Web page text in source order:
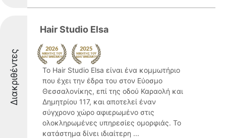
Διακριθέντες
Hair Studio Elsa
Το Hair Studio Elsa είναι ένα κομμωτήριο
που έχει την έδρα του στον Εύοσμο
Θεσσαλονίκης, επί της οδού Καραολή και
Δημητρίου 117, και αποτελεί έναν
σύγχρονο χώρο αφιερωμένο στις
ολοκληρωμένες υπηρεσίες ομορφιάς. Το
κατάστημα δίνει ιδιαίτερη ...